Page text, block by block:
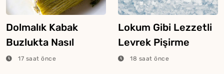
Dolmalık Kabak
Buzlukta Nasıl
Saklanır?
17 saat önce
Lokum Gibi Lezzetli
Levrek Pişirme
Tüyosu
18 saat önce